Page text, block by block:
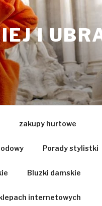
I
zakupy hurtowe
Porady stylistki
Bluzki damskie
internetowych